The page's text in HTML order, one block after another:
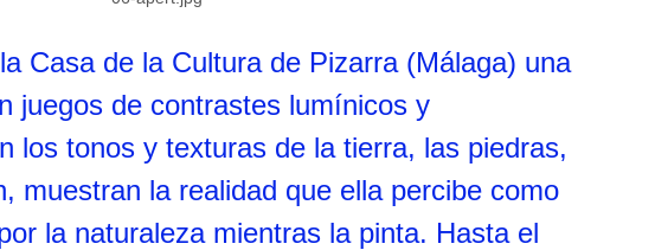
Casa de la Cultura de Pizarra (Málaga) una
juegos de contrastes lumínicos y
los tonos y texturas de la tierra, las piedras,
muestran la realidad que ella percibe como
la naturaleza mientras la pinta. Hasta el